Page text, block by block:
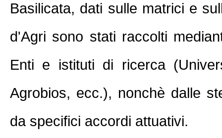
Basilicata, dati sulle matrici e
d'Agri sono stati raccolti
Enti e istituti di ricerca
Agrobios, ecc.), nonchè dalle
da specifici accordi attuativi.